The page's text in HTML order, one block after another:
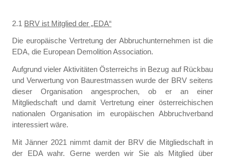
2.1 BRV ist Mitglied der „EDA“
Die europäische Vertretung der Abbruchunternehmen ist die
EDA, die European Demolition Association.
Aufgrund vieler Aktivitäten Österreichs in Bezug auf Rückbau
und Verwertung von Baurestmassen wurde der BRV seitens
dieser Organisation angesprochen, ob er an einer
Mitgliedschaft und damit Vertretung einer österreichischen
nationalen Organisation im europäischen Abbruchverband
interessiert wäre.
Mit Jänner 2021 nimmt damit der BRV die Mitgliedschaft in
der EDA wahr. Gerne werden wir Sie als Mitglied über